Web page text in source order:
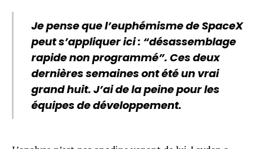
Je pense que l’euphémisme de SpaceX
peut s’appliquer ici : “désassemblage
rapide non programmé”. Ces deux
dernières semaines ont été un vrai
grand huit. J’ai de la peine pour les
équipes de développement.